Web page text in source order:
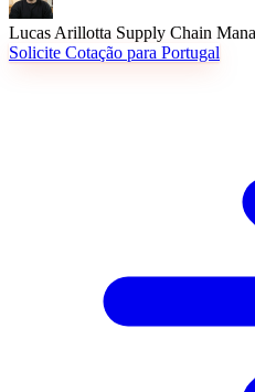
Lucas Arillotta Supply Chain
Solicite Cotação para Portugal